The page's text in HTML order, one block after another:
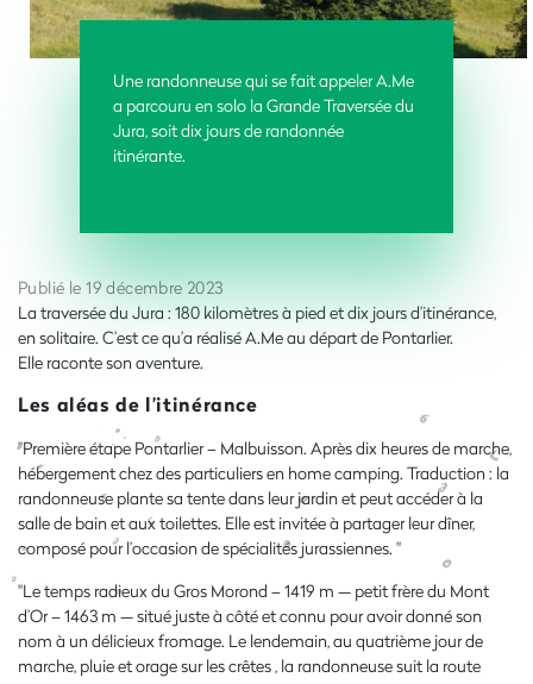
Une randonneuse qui se fait appeler A.Me
a parcouru en solo la Grande Traversée du
Jura, soit dix jours de randonnée
itinérante.
Publié le 19 décembre 2023
La traversée du Jura : 180 kilomètres à pied et dix jours d’itinérance,
en solitaire. C’est ce qu’a réalisé A.Me au départ de Pontarlier.
Elle raconte son aventure.
Les aléas de l’itinérance
"Première étape Pontarlier – Malbuisson. Après dix heures de marche,
hébergement chez des particuliers en home camping. Traduction : la
randonneuse plante sa tente dans leur jardin et peut accéder à la
salle de bain et aux toilettes. Elle est invitée à partager leur dîner,
composé pour l’occasion de spécialités jurassiennes. "
"Le temps radieux du Gros Morond – 1419 m — petit frère du Mont
d’Or – 1463 m — situé juste à côté et connu pour avoir donné son
nom à un délicieux fromage. Le lendemain, au quatrième jour de
marche, pluie et orage sur les crêtes , la randonneuse suit la route